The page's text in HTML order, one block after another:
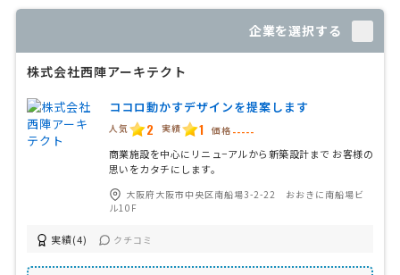
企業を選択する
株式会社西陣アーキテクト
ココロ動かすデザインを提案します
人気 2 実績 1 価格 -----
商業施設を中心にリニュ−アルから新築設計まで お客様の
思いをカタチにします。
大阪府大阪市中央区南船場3-2-22 おおきに南船場ビ
ル10F
実績(4) クチコミ